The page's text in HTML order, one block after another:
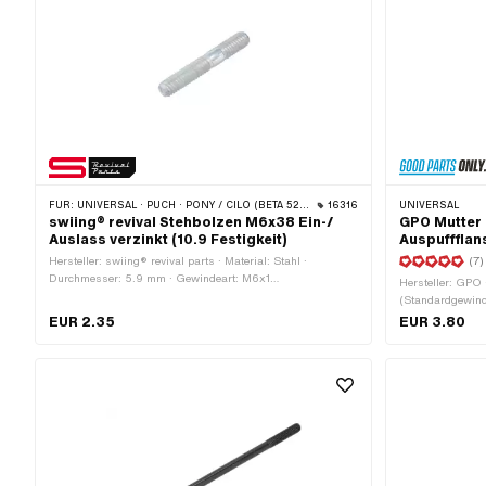
FÜR: UNIVERSAL · PUCH · PONY / CILO (BETA 521 & 512) · ZÜNDAPP BELMONDO 16316
swiing® revival Stehbolzen M6x38 Ein-/
Auslass verzinkt (10.9 Festigkeit)
Hersteller: swiing® revival parts · Material: Stahl ·
Durchmesser: 5.9 mm · Gewindeart: M6x1
Gewindelänge: 11 mm · Gewindelänge: 19 mm ·
EUR 2.35
UNIVERSAL
GPO
(7)
Hersteller: GPO
Antrieb:
EUR 3.80